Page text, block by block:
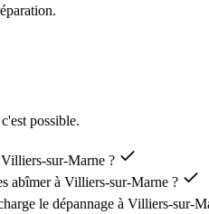
possible.
sur-Marne ?
abîmer à Villiers-sur-Marne ?
le dépannage à Villiers-sur-